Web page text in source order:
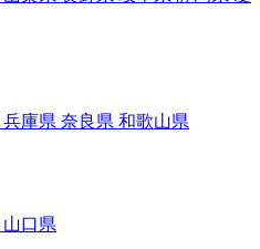
兵庫県 奈良県 和歌山県
山口県